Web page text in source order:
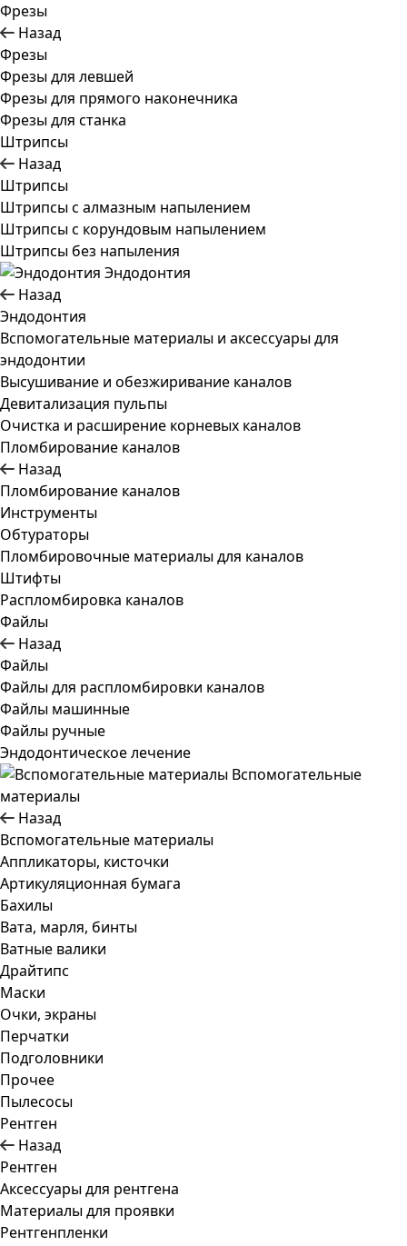
Фрезы
Назад
Фрезы
Фрезы для левшей
Фрезы для прямого наконечника
Фрезы для станка
Штрипсы
Назад
Штрипсы
Штрипсы c алмазным напылением
Штрипсы c корундовым напылением
Штрипсы без напыления
Эндодонтия
Назад
Эндодонтия
Вспомогательные материалы и аксессуары для
эндодонтии
Высушивание и обезжиривание каналов
Девитализация пульпы
Очистка и расширение корневых каналов
Пломбирование каналов
Назад
Пломбирование каналов
Инструменты
Обтураторы
Пломбировочные материалы для каналов
Штифты
Распломбировка каналов
Файлы
Назад
Файлы
Файлы для распломбировки каналов
Файлы машинные
Файлы ручные
Эндодонтическое лечение
Вспомогательные
материалы
Назад
Вспомогательные материалы
Аппликаторы, кисточки
Артикуляционная бумага
Бахилы
Вата, марля, бинты
Ватные валики
Драйтипс
Маски
Очки, экраны
Перчатки
Подголовники
Прочее
Пылесосы
Рентген
Назад
Рентген
Аксессуары для рентгена
Материалы для проявки
Рентгенпленки